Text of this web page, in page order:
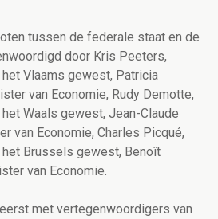
tussen de federale staat en de
door Kris Peeters,
Vlaams gewest, Patricia
van Economie, Rudy Demotte,
Waals gewest, Jean-Claude
van Economie, Charles Picqué,
Brussels gewest, Benoît
van Economie.
met vertegenwoordigers van